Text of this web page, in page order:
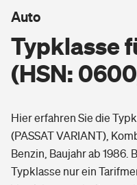
Arbeitsrechtsschutz
Wohnen
Elementarversicherung
Freizeit
Pri­vate Haft­pflicht­
Gesundheit
Typklasse
(HSN:
Auto
Hier erfahren Sie die
(PASSAT VARIANT),
Benzin, Baujahr ab 1986.
Typklasse nur ein